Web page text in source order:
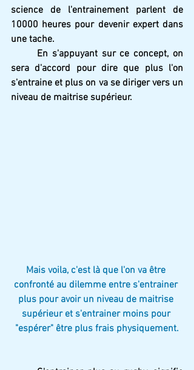
science de l'entrainement parlent de
10000 heures pour devenir expert dans
une tache.
En s'appuyant sur ce concept, on
sera d'accord pour dire que plus l'on
s'entraine et plus on va se diriger vers un
niveau de maitrise supérieur.
Mais voila, c'est là que l'on va être
confronté au dilemme entre s'entrainer
plus pour avoir un niveau de maitrise
supérieur et s'entrainer moins pour
"espérer" être plus frais physiquement.